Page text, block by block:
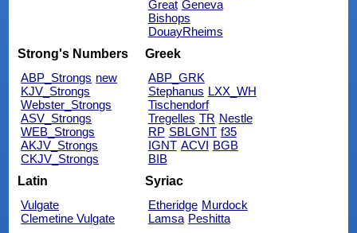
Great Geneva
Bishops
DouayRheims
Strong's Numbers
ABP_Strongs new
KJV_Strongs
Webster_Strongs
ASV_Strongs
WEB_Strongs
AKJV_Strongs
CKJV_Strongs
Greek
ABP_GRK
Stephanus LXX_WH
Tischendorf
Tregelles TR Nestle
RP SBLGNT f35
IGNT ACVI BGB
BIB
Latin
Vulgate
Clemetine Vulgate
Syriac
Etheridge Murdock
Lamsa Peshitta